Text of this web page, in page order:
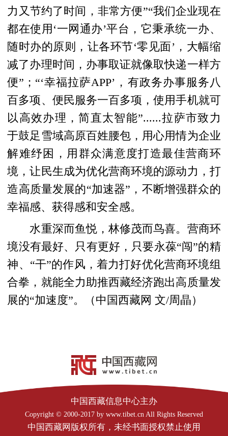
力又节约了时间，非常方便”“我们企业现在
都在使用‘一网通办’平台，它秉承统一办、
随时办的原则，让各环节‘零见面’，大幅缩
减了办理时间，办事取证就像取快递一样方
便”；“‘幸福拉萨APP’，有政务办事服务八
百多项、便民服务一百多项，使用手机就可
以高效办理，简直太智能”......拉萨市致力
于鼓足雪域高原百姓腰包，用心用情为企业
解难纾困，用群众满意度打造最佳营商环
境，让民生成为优化营商环境的源动力，打
造高质量发展的“加速器”，不断增强群众的
幸福感、获得感和安全感。
水重深而鱼悦，林修茂而鸟喜。营商环
境没有最好、只有更好，只要永葆“闯”的精
神、“干”的作风，着力打好优化营商环境组
合拳，就能全力助推西藏经济跑出高质量发
展的“加速度”。（中国西藏网 文/周晶）
中国西藏信息中心主办
Copyright © 2000-2017 by www.tibet.cn All Rights Reserved
中国西藏网版权所有，未经书面授权禁止使用